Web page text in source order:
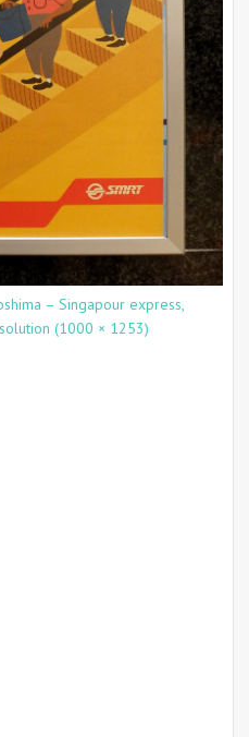
– Singapour express,
(1000 × 1253)